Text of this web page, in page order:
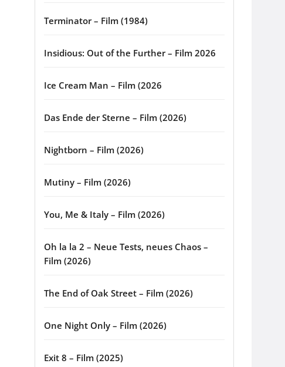
Terminator – Film (1984)
Insidious: Out of the Further – Film 2026
Ice Cream Man – Film (2026
Das Ende der Sterne – Film (2026)
Nightborn – Film (2026)
Mutiny – Film (2026)
You, Me & Italy – Film (2026)
Oh la la 2 – Neue Tests, neues Chaos –
Film (2026)
The End of Oak Street – Film (2026)
One Night Only – Film (2026)
Exit 8 – Film (2025)